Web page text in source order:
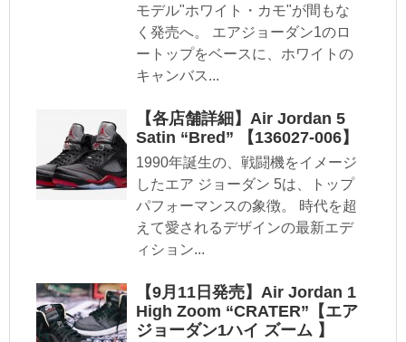
モデル"ホワイト・カモ"が間もな
く発売へ。 エアジョーダン1のロ
ートップをベースに、ホワイトの
キャンバス...
【各店舗詳細】Air Jordan 5
Satin “Bred” 【136027-006】
1990年誕生の、戦闘機をイメージ
したエア ジョーダン 5は、トップ
パフォーマンスの象徴。 時代を超
えて愛されるデザインの最新エデ
ィション...
【9月11日発売】Air Jordan 1
High Zoom “CRATER”【エア
ジョーダン1ハイ ズーム 】